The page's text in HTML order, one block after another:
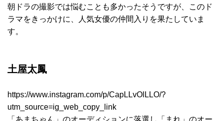
朝ドラの撮影では悩むことも多かったそうですが、このド
ラマをきっかけに、人気女優の仲間入りを果たしていま
す。
土屋太鳳
https://www.instagram.com/p/CapLLvOlLLO/?
utm_source=ig_web_copy_link